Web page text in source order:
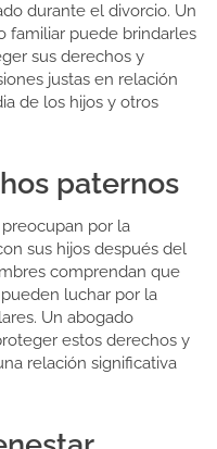
durante el divorcio. Un
familiar puede brindarles
sus derechos y
justas en relación
de los hijos y otros
paternos
por la
sus hijos después del
comprendan que
luchar por la
Un abogado
estos derechos y
relación significativa